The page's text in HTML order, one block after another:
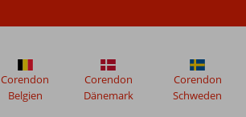
Corendon
Belgien
Corendon
Dänemark
Corendon
Schweden